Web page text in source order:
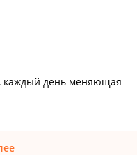
каждый день меняющая